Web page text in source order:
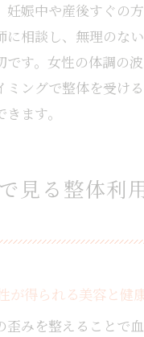
妊娠中や産後すぐの
に相談し、無理のな
です。女性の体調の
ミングで整体を受け
ます。
見る整体利
が得られる美容と健
歪みを整えることで